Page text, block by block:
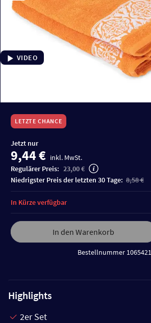
VIDEO
LETZTE CHANCE
Jetzt nur
9,44 € inkl. MwSt.
Regulärer Preis: 23,00 €
niedrigster Preis der letzten 30 Tage: 8,58 €
In den Warenkorb
Bestellnummer 1065421
In Kürze verfügbar
Highlights
2er Set